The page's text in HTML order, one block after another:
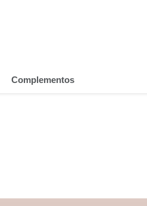
Complementos